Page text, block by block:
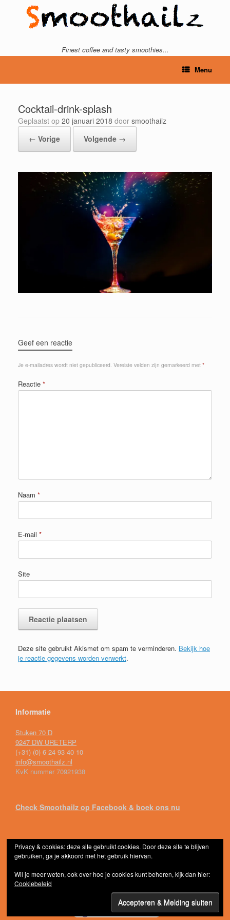
Finest coffee and tasty smoothies...
Menu
Cocktail-drink-splash
Geplaatst op 20 januari 2018 door smoothailz
← Vorige
Volgende →
Geef een reactie
Je e-mailadres wordt niet gepubliceerd. Vereiste velden zijn gemarkeerd met *
Reactie *
Naam *
E-mail *
Site
Deze site gebruikt Akismet om spam te verminderen. Bekijk hoe
je reactie gegevens worden verwerkt.
Informatie
Stuken 70 D
9247 DW URETERP
(+31) (0) 6 24 93 40 10
info@smoothailz.nl
KvK nummer 70921938
Check Smoothailz op Facebook & boek ons nu
Frisse smoothies, lekkere koffie en vele cocktailz...Smoothailz © 2026
Thema door
SiteOrigin
Privacy & cookies: deze site gebruikt cookies. Door deze site te blijven
gebruiken, ga je akkoord met het gebruik hiervan.
Wil je meer weten, ook over hoe je cookies kunt beheren, kijk dan hier:
Cookiebeleid